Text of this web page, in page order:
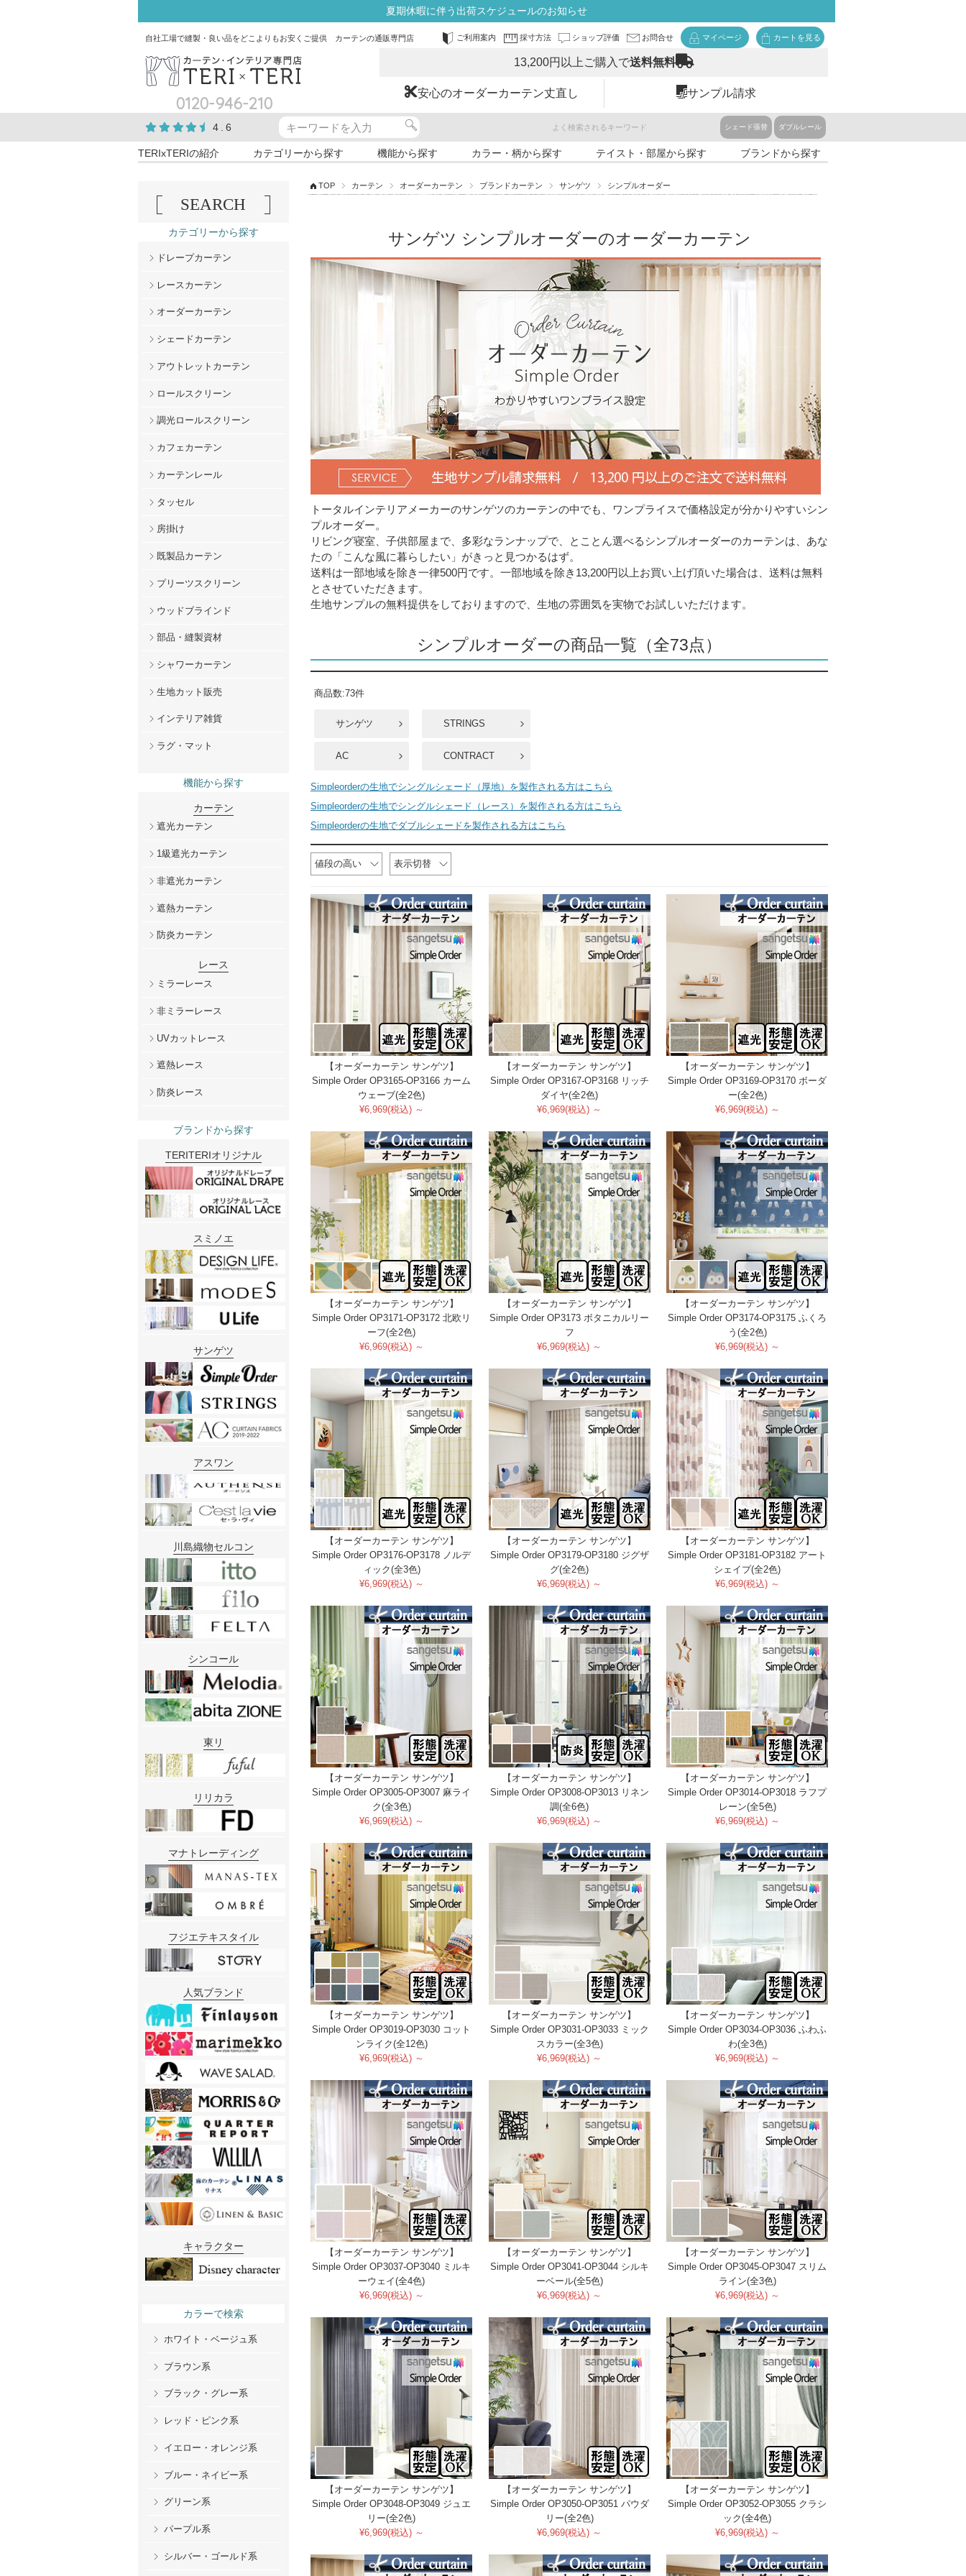
夏期休暇に伴う出荷スケジュールのお知らせ
自社工場で縫製・良い品をどこよりもお安くご提供 カーテンの通販専門店 ご利用案内 採寸方法 ショップ評価 お問合せ マイページ カートを見る
0120-946-210
13,200円以上ご購入で送料無料
安心のオーダーカーテン丈直し サンプル請求
4.6 よく検索されるキーワード シェード張替 ダブルレール
TERIxTERIの紹介 カテゴリーから探す 機能から探す カラー・柄から探す テイスト・部屋から探す ブランドから探す
TOP カーテン オーダーカーテン ブランドカーテン サンゲツ シンプルオーダー
サンゲツ シンプルオーダーのオーダーカーテン
トータルインテリアメーカーのサンゲツのカーテンの中でも、ワンプライスで価格設定が分かりやすいシン
プルオーダー。
リビング寝室、子供部屋まで、多彩なランナップで、とことん選べるシンプルオーダーのカーテンは、あな
たの「こんな風に暮らしたい」がきっと見つかるはず。
送料は一部地域を除き一律500円です。一部地域を除き13,200円以上お買い上げ頂いた場合は、送料は無料
とさせていただきます。
生地サンプルの無料提供をしておりますので、生地の雰囲気を実物でお試しいただけます。
シンプルオーダーの商品一覧（全73点）
商品数:73件
サンゲツ STRINGS
AC CONTRACT
Simpleorderの生地でシングルシェード（厚地）を製作される方はこちら
Simpleorderの生地でシングルシェード（レース）を製作される方はこちら
Simpleorderの生地でダブルシェードを製作される方はこちら
値段の高い 表示切替
【オーダーカーテン サンゲツ】
Simple Order OP3165-OP3166 カーム
ウェーブ(全2色)
¥6,969(税込) ～
【オーダーカーテン サンゲツ】
Simple Order OP3167-OP3168 リッチ
ダイヤ(全2色)
¥6,969(税込) ～
【オーダーカーテン サンゲツ】
Simple Order OP3169-OP3170 ボーダ
ー(全2色)
¥6,969(税込) ～
【オーダーカーテン サンゲツ】
Simple Order OP3171-OP3172 北欧リ
ーフ(全2色)
¥6,969(税込) ～
【オーダーカーテン サンゲツ】
Simple Order OP3173 ボタニカルリー
フ
¥6,969(税込) ～
【オーダーカーテン サンゲツ】
Simple Order OP3174-OP3175 ふくろ
う(全2色)
¥6,969(税込) ～
【オーダーカーテン サンゲツ】
Simple Order OP3176-OP3178 ノルデ
ィック(全3色)
¥6,969(税込) ～
【オーダーカーテン サンゲツ】
Simple Order OP3179-OP3180 ジグザ
グ(全2色)
¥6,969(税込) ～
【オーダーカーテン サンゲツ】
Simple Order OP3181-OP3182 アート
シェイプ(全2色)
¥6,969(税込) ～
【オーダーカーテン サンゲツ】
Simple Order OP3005-OP3007 麻ライ
ク(全3色)
¥6,969(税込) ～
【オーダーカーテン サンゲツ】
Simple Order OP3008-OP3013 リネン
調(全6色)
¥6,969(税込) ～
【オーダーカーテン サンゲツ】
Simple Order OP3014-OP3018 ラフプ
レーン(全5色)
¥6,969(税込) ～
【オーダーカーテン サンゲツ】
Simple Order OP3019-OP3030 コット
ンライク(全12色)
¥6,969(税込) ～
【オーダーカーテン サンゲツ】
Simple Order OP3031-OP3033 ミック
スカラー(全3色)
¥6,969(税込) ～
【オーダーカーテン サンゲツ】
Simple Order OP3034-OP3036 ふわふ
わ(全3色)
¥6,969(税込) ～
【オーダーカーテン サンゲツ】
Simple Order OP3037-OP3040 ミルキ
ーウェイ(全4色)
¥6,969(税込) ～
【オーダーカーテン サンゲツ】
Simple Order OP3041-OP3044 シルキ
ーベール(全5色)
¥6,969(税込) ～
【オーダーカーテン サンゲツ】
Simple Order OP3045-OP3047 スリム
ライン(全3色)
¥6,969(税込) ～
【オーダーカーテン サンゲツ】
Simple Order OP3048-OP3049 ジュエ
リー(全2色)
¥6,969(税込) ～
【オーダーカーテン サンゲツ】
Simple Order OP3050-OP3051 パウダ
リー(全2色)
¥6,969(税込) ～
【オーダーカーテン サンゲツ】
Simple Order OP3052-OP3055 クラシ
ック(全4色)
¥6,969(税込) ～
SEARCH
カテゴリーから探す
ドレープカーテン
レースカーテン
オーダーカーテン
シェードカーテン
アウトレットカーテン
ロールスクリーン
調光ロールスクリーン
カフェカーテン
カーテンレール
タッセル
房掛け
既製品カーテン
プリーツスクリーン
ウッドブラインド
部品・縫製資材
シャワーカーテン
生地カット販売
インテリア雑貨
ラグ・マット
機能から探す
カーテン
遮光カーテン
1級遮光カーテン
非遮光カーテン
遮熱カーテン
防炎カーテン
レース
ミラーレース
非ミラーレース
UVカットレース
遮熱レース
防炎レース
ブランドから探す
TERITERIオリジナル
スミノエ
サンゲツ
アスワン
川島織物セルコン
シンコール
東リ
リリカラ
マナトレーディング
フジエテキスタイル
人気ブランド
キャラクター
カラーで検索
ホワイト・ベージュ系
ブラウン系
ブラック・グレー系
レッド・ピンク系
イエロー・オレンジ系
ブルー・ネイビー系
グリーン系
パープル系
シルバー・ゴールド系